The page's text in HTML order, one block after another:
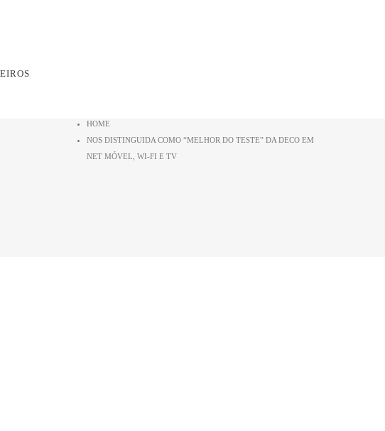
ligação com a nossa empresa.
HOME
NOS DISTINGUIDA COMO “MELHOR DO TESTE” DA DECO EM
NET MÓVEL, WI-FI E TV